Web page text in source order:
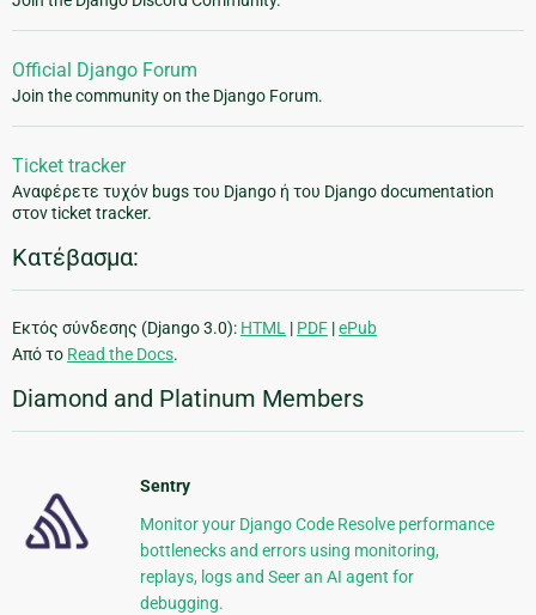
Official Django Forum
Join the community on the Django Forum.
Ticket tracker
Αναφέρετε τυχόν bugs του Django ή του Django documentation
στον ticket tracker.
Κατέβασμα:
Εκτός σύνδεσης (Django 3.0): HTML | PDF |ePub
Από το Read the Docs.
Diamond and Platinum Members
Sentry
Monitor your Django Code Resolve performance
bottlenecks and errors using monitoring,
replays, logs and Seer an AI agent for
debugging.